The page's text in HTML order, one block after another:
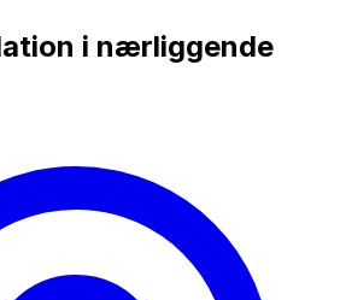
i nærliggende